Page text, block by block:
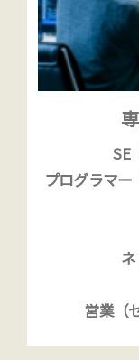
SE
プログラマー
営業（